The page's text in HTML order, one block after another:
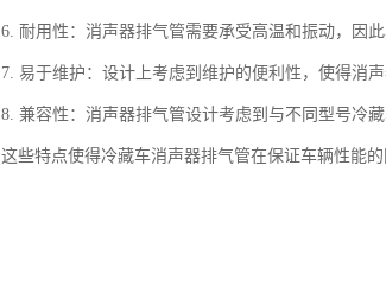
6. 耐用性：消声器排气管需要承受高温和振动，因
7. 易于维护：设计上考虑到维护的便利性，使得消
8. 兼容性：消声器排气管设计考虑到与不同型号冷
这些特点使得冷藏车消声器排气管在保证车辆性能